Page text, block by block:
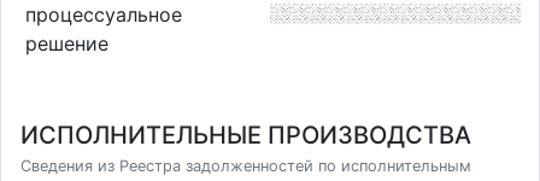
процессуальное
решение
ИСПОЛНИТЕЛЬНЫЕ ПРОИЗВОДСТВА
Сведения из Реестра задолженностей по исполнительным